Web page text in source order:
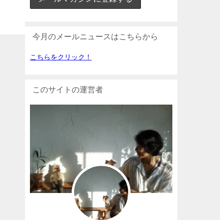
今月のメールニュースはこちらから
こちらをクリック！
このサイトの運営者